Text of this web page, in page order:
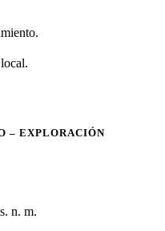
– EXPLORACIÓN
n. m.